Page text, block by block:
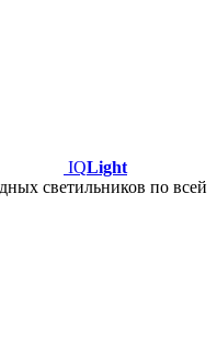
IQLight
светильников по всей